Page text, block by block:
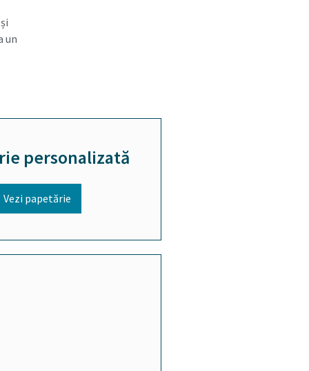
un
personalizată
Vezi papetărie